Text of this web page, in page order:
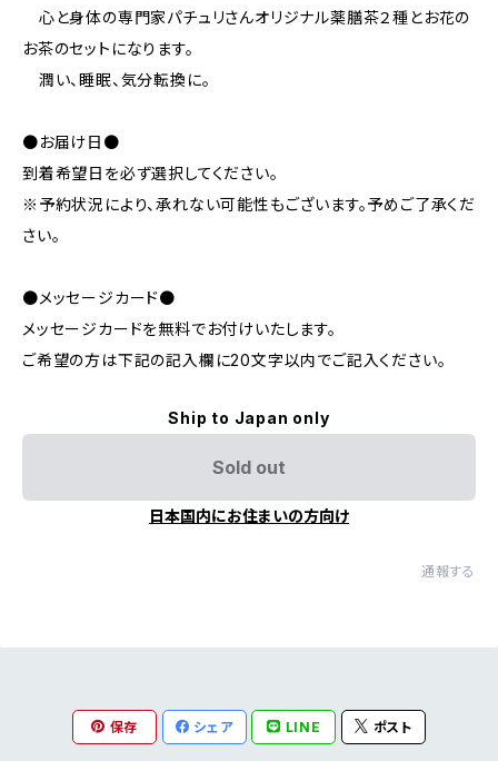
心と身体の専門家パチュリさんオリジナル薬膳茶２種とお花の
お茶のセットになります。
潤い、睡眠、気分転換に。
●お届け日●
到着希望日を必ず選択してください。
※予約状況により、承れない可能性もございます。予めご了承くだ
さい。
●メッセージカード●
メッセージカードを無料でお付けいたします。
ご希望の方は下記の記入欄に20文字以内でご記入ください。
Ship to Japan only
Sold out
日本国内にお住まいの方向け
通報する
保存 シェア LINE ポスト